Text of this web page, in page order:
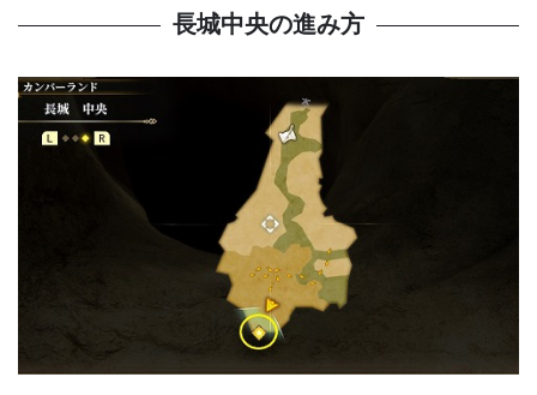
長城中央の進み方